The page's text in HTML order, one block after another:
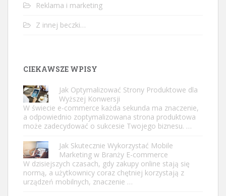
Reklama i marketing
Z innej beczki…
CIEKAWSZE WPISY
Jak Optymalizować Strony Produktowe dla
Wyższej Konwersji
W świecie e-commerce każda sekunda ma znaczenie,
a odpowiednio zoptymalizowana strona produktowa
może zadecydować o sukcesie Twojego biznesu. …
Jak Skutecznie Wykorzystać Mobile
Marketing w Branży E-commerce
W dzisiejszych czasach, gdy zakupy online stają się
normą, a użytkownicy coraz chętniej korzystają z
urządzeń mobilnych, znaczenie …